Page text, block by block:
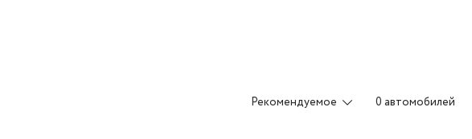
Рекомендуемое 0 автомобилей